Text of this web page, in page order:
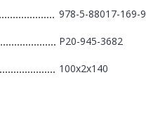
978-5-88017-169-9
Р20-945-3682
100x2x140